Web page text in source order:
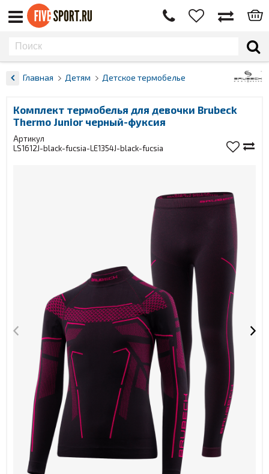
Главная Детям Детское термобелье
Комплект термобелья для девочки Brubeck
Thermo Junior черный-фуксия
Артикул
LS1612J-black-fucsia-LE1354J-black-fucsia